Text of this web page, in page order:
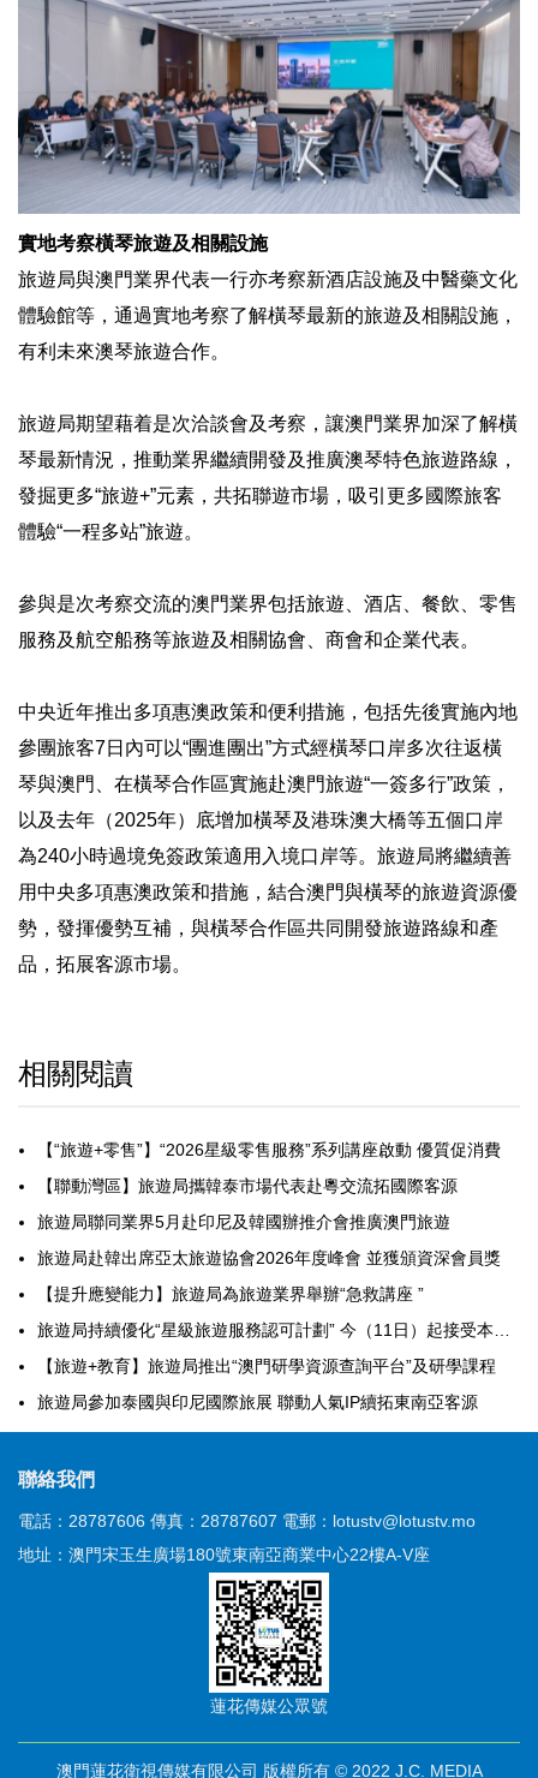
實地考察橫琴旅遊及相關設施
旅遊局與澳門業界代表一行亦考察新酒店設施及中醫藥文化
體驗館等，通過實地考察了解橫琴最新的旅遊及相關設施，
有利未來澳琴旅遊合作。
旅遊局期望藉着是次洽談會及考察，讓澳門業界加深了解橫
琴最新情況，推動業界繼續開發及推廣澳琴特色旅遊路線，
發掘更多“旅遊+”元素，共拓聯遊市場，吸引更多國際旅客
體驗“一程多站”旅遊。
參與是次考察交流的澳門業界包括旅遊、酒店、餐飲、零售
服務及航空船務等旅遊及相關協會、商會和企業代表。
中央近年推出多項惠澳政策和便利措施，包括先後實施內地
參團旅客7日內可以“團進團出”方式經橫琴口岸多次往返橫
琴與澳門、在橫琴合作區實施赴澳門旅遊“一簽多行”政策，
以及去年（2025年）底增加橫琴及港珠澳大橋等五個口岸
為240小時過境免簽政策適用入境口岸等。旅遊局將繼續善
用中央多項惠澳政策和措施，結合澳門與橫琴的旅遊資源優
勢，發揮優勢互補，與橫琴合作區共同開發旅遊路線和產
品，拓展客源市場。
相關閱讀
【“旅遊+零售”】“2026星級零售服務”系列講座啟動 優質促消費
【聯動灣區】旅遊局攜韓泰市場代表赴粵交流拓國際客源
旅遊局聯同業界5月赴印尼及韓國辦推介會推廣澳門旅遊
旅遊局赴韓出席亞太旅遊協會2026年度峰會 並獲頒資深會員獎
【提升應變能力】旅遊局為旅遊業界舉辦“急救講座 ”
旅遊局持續優化“星級旅遊服務認可計劃” 今（11日）起接受本年度餐飲界別及旅行社界別申請
【旅遊+教育】旅遊局推出“澳門研學資源查詢平台”及研學課程
旅遊局參加泰國與印尼國際旅展 聯動人氣IP續拓東南亞客源
聯絡我們
電話：28787606 傳真：28787607 電郵：lotustv@lotustv.mo
地址：澳門宋玉生廣場180號東南亞商業中心22樓A-V座
蓮花傳媒公眾號
澳門蓮花衛視傳媒有限公司 版權所有 © 2022 J.C. MEDIA